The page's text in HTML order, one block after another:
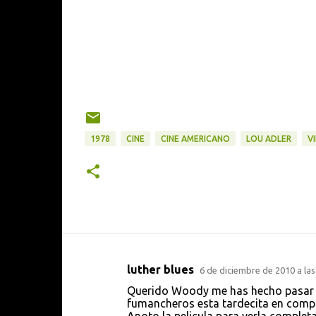
1978 CINE CINE AMERICANO LOU ADLER
luther blues 6 de diciembre de 2010 a
Querido Woody me has hecho
fumancheros esta tardecita en